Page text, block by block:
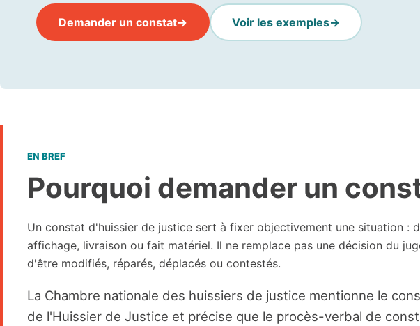
Demander un constat Voir les exemples
EN BREF
Pourquoi demander un
Un constat d'huissier de justice sert à fixer objectivement une situation :
affichage, livraison ou fait matériel. Il ne remplace pas une décision du
d'être modifiés, réparés, déplacés ou contestés.
La Chambre nationale des huissiers de justice mentionne le
de l'Huissier de Justice et précise que le procès-verbal de